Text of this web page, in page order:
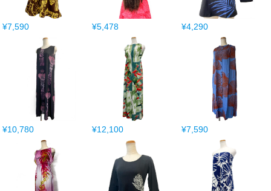
¥7,590 ¥5,478 ¥4,290
¥10,780 ¥12,100 ¥7,590